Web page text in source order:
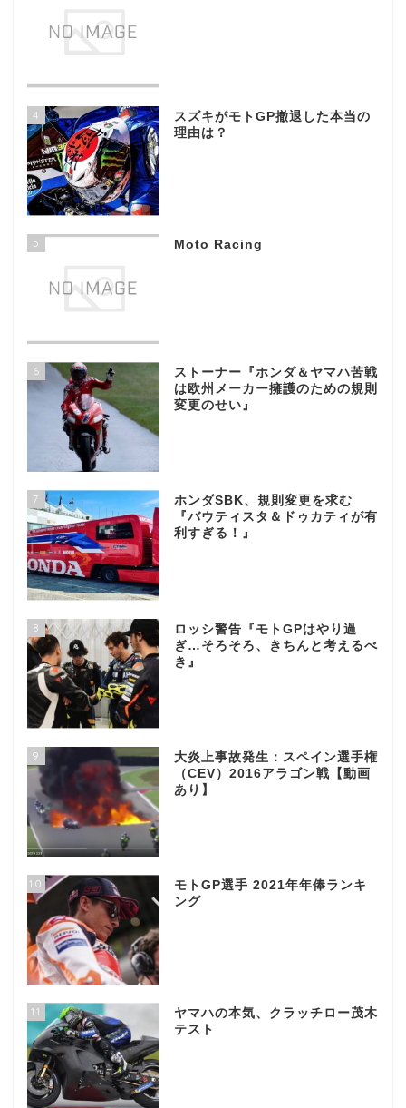
4
スズキがモトGP撤退した本当の
理由は？
5 Moto Racing
6
ストーナー『ホンダ＆ヤマハ苦戦
は欧州メーカー擁護のための規則
変更のせい』
7
ホンダSBK、規則変更を求む
『バウティスタ＆ドゥカティが有
利すぎる！』
8
ロッシ警告『モトGPはやり過
ぎ…そろそろ、きちんと考えるべ
き』
9
大炎上事故発生：スペイン選手権
（CEV）2016アラゴン戦【動画
あり】
10
モトGP選手 2021年年俸ランキ
ング
11
ヤマハの本気、クラッチロー茂木
テスト